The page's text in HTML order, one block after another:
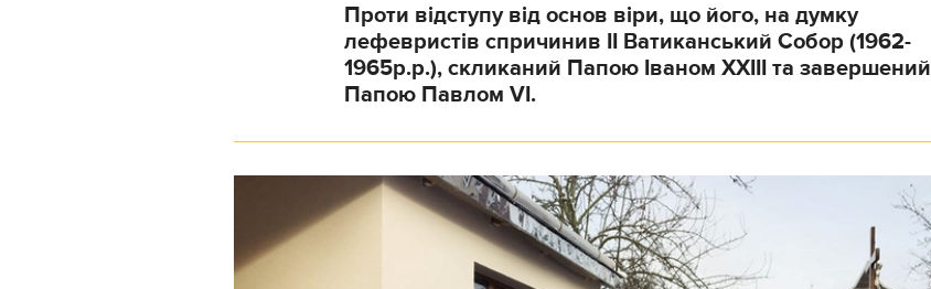
Проти відступу від основ віри, що його, на думку
лефевристів спричинив ІІ Ватиканський Собор (1962-
1965р.р.), скликаний Папою Іваном ХХІІІ та завершений
Папою Павлом VI.